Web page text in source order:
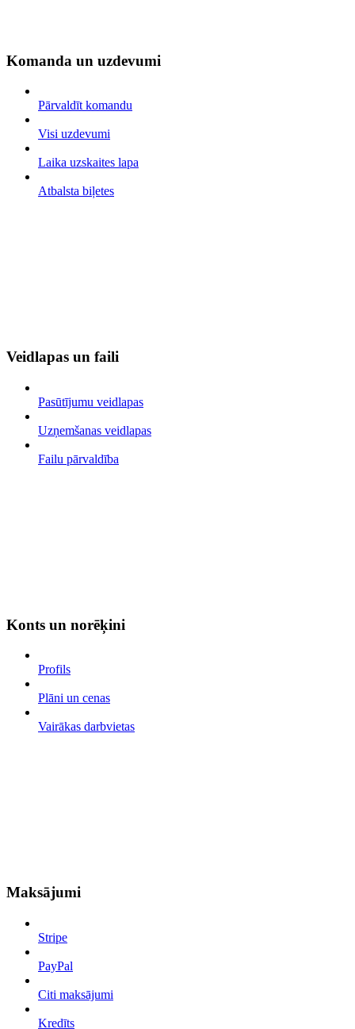
Komanda un uzdevumi
Pārvaldīt komandu
Visi uzdevumi
Laika uzskaites lapa
Atbalsta biļetes
Veidlapas un faili
Pasūtījumu veidlapas
Uzņemšanas veidlapas
Failu pārvaldība
Konts un norēķini
Profils
Plāni un cenas
Vairākas darbvietas
Maksājumi
Stripe
PayPal
Citi maksājumi
Kredīts